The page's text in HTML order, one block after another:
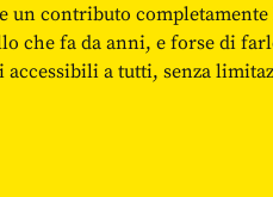
contributo completamente
che fa da anni, e forse di
accessibili a tutti, senza